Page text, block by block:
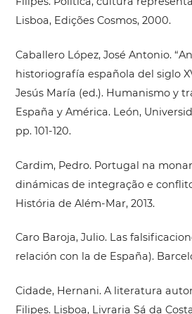
Lisboa, Edições Cosmos, 2000.
Caballero López, José Antonio.
historiografía española del siglo
Jesús María (ed.). Humanismo y
España y América. León,
pp. 101-120.
Cardim, Pedro. Portugal na
dinámicas de integração e
História de Além-Mar, 2013.
Caro Baroja, Julio. Las
relación con la de España).
Cidade, Hernani. A literatura
Filipes. Lisboa, Livraria Sá da